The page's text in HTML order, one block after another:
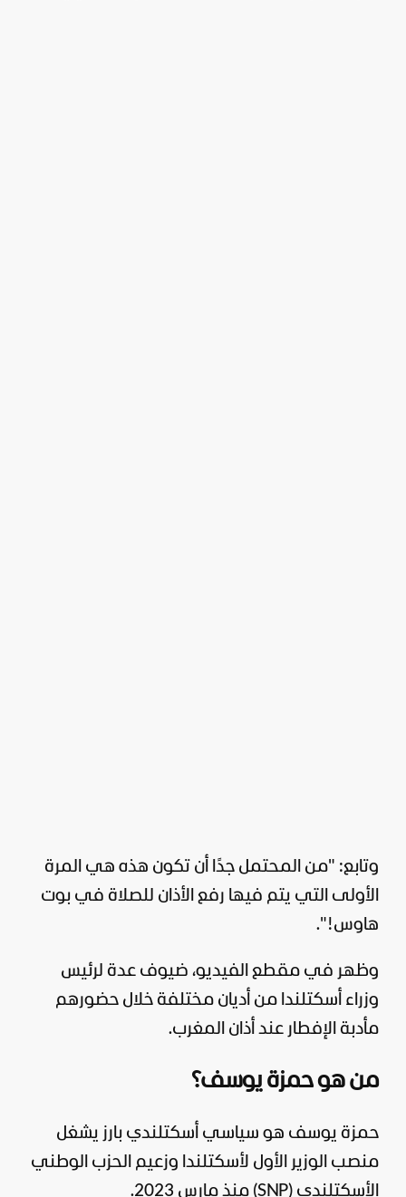
وتابع: "من المحتمل جدًا أن تكون هذه هي المرة
الأولى التي يتم فيها رفع الأذان للصلاة في بوت
هاوس!".
وظهر في مقطع الفيديو، ضيوف عدة لرئيس
وزراء أسكتلندا من أديان مختلفة خلال حضورهم
مأدبة الإفطار عند أذان المغرب.
من هو حمزة يوسف؟
حمزة يوسف هو سياسي أسكتلندي بارز يشغل
منصب الوزير الأول لأسكتلندا وزعيم الحزب الوطني
الأسكتلندي (SNP) منذ مارس 2023.